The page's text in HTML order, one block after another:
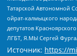
Татарской Автономной
ойрат-калмыцкого
депутатов
ЛГБТ, Я.МЫ Сергей
Источник: https://